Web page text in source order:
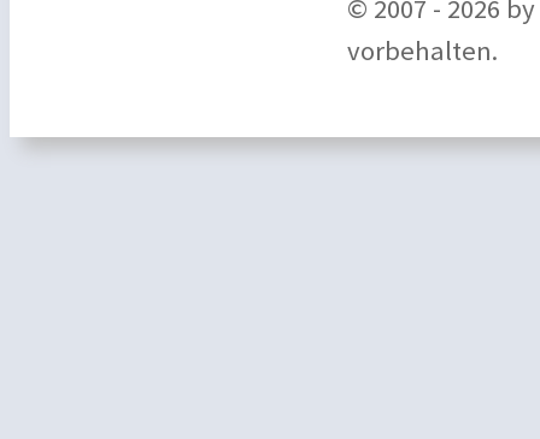
© 2007 - 2026
vorbehalten.